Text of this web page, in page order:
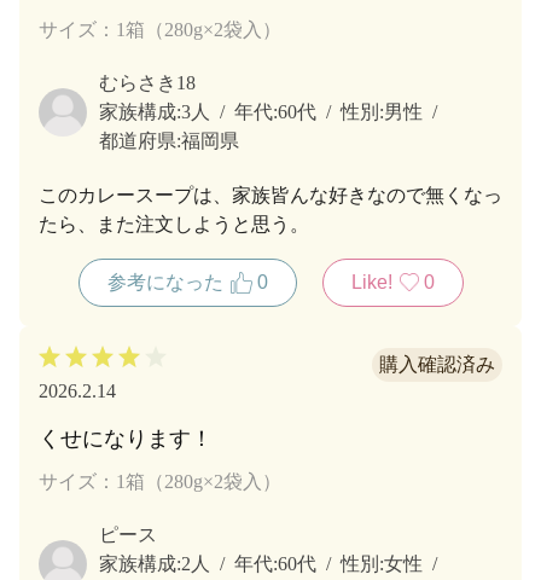
サイズ：1箱（280g×2袋入）
むらさき18
家族構成:3人 年代:60代 性別:男性
都道府県:福岡県
このカレースープは、家族皆んな好きなので無くなっ
たら、また注文しようと思う。
参考になった 0 Like! 0
2026.2.14
くせになります！
サイズ：1箱（280g×2袋入）
ピース
家族構成:2人 年代:60代 性別:女性